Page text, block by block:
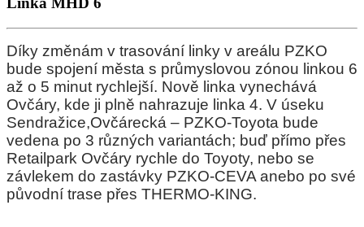
Díky změnám v trasování linky v areálu PZKO
bude spojení města s průmyslovou zónou linkou 6
až o 5 minut rychlejší. Nově linka vynechává
Ovčáry, kde ji plně nahrazuje linka 4. V úseku
Sendražice,Ovčárecká – PZKO-Toyota bude
vedena po 3 různých variantách; buď přímo přes
Retailpark Ovčáry rychle do Toyoty, nebo se
závlekem do zastávky PZKO-CEVA anebo po své
původní trase přes THERMO-KING.